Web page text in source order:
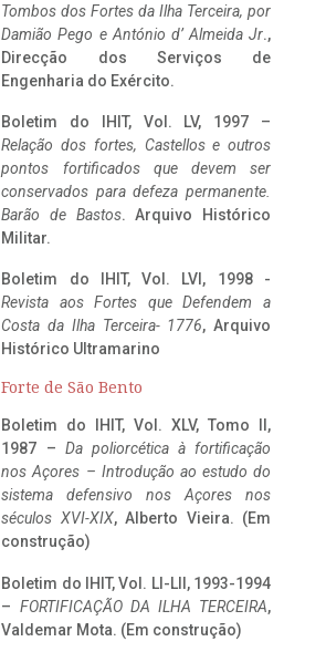
Tombos dos Fortes da Ilha Terceira, por
Damião Pego e António d’ Almeida Jr.,
Direcção dos Serviços de
Engenharia do Exército.
Boletim do IHIT, Vol. LV, 1997 –
Relação dos fortes, Castellos e outros
pontos fortificados que devem ser
conservados para defeza permanente.
Barão de Bastos. Arquivo Histórico
Militar.
Boletim do IHIT, Vol. LVI, 1998 -
Revista aos Fortes que Defendem a
Costa da Ilha Terceira- 1776, Arquivo
Histórico Ultramarino
Forte de São Bento
Boletim do IHIT, Vol. XLV, Tomo II,
1987 – Da poliorcética à fortificação
nos Açores – Introdução ao estudo do
sistema defensivo nos Açores nos
séculos XVI-XIX, Alberto Vieira. (Em
construção)
Boletim do IHIT, Vol. LI-LII, 1993-1994
– FORTIFICAÇÃO DA ILHA TERCEIRA,
Valdemar Mota. (Em construção)